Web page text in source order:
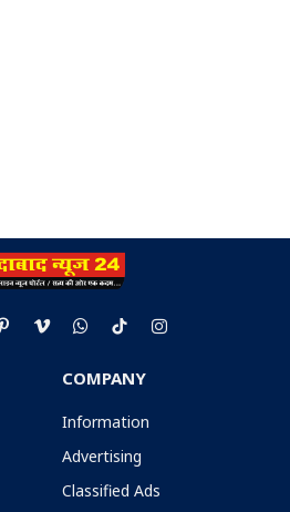
PinterestVimeoWhatsApp
TikTokInstagram
COMPANY
Information
Advertising
Classified Ads